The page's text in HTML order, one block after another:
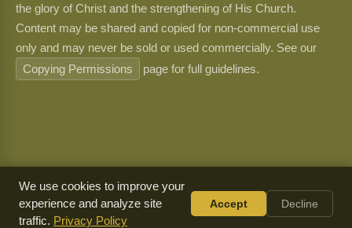
the glory of Christ and the strengthening of His Church.
Content may be shared and copied for non-commercial use
only and may never be sold or used commercially. See our
Copying Permissions
page for full guidelines.
We use cookies to improve your
experience and analyze site
traffic. Privacy Policy
Accept Decline